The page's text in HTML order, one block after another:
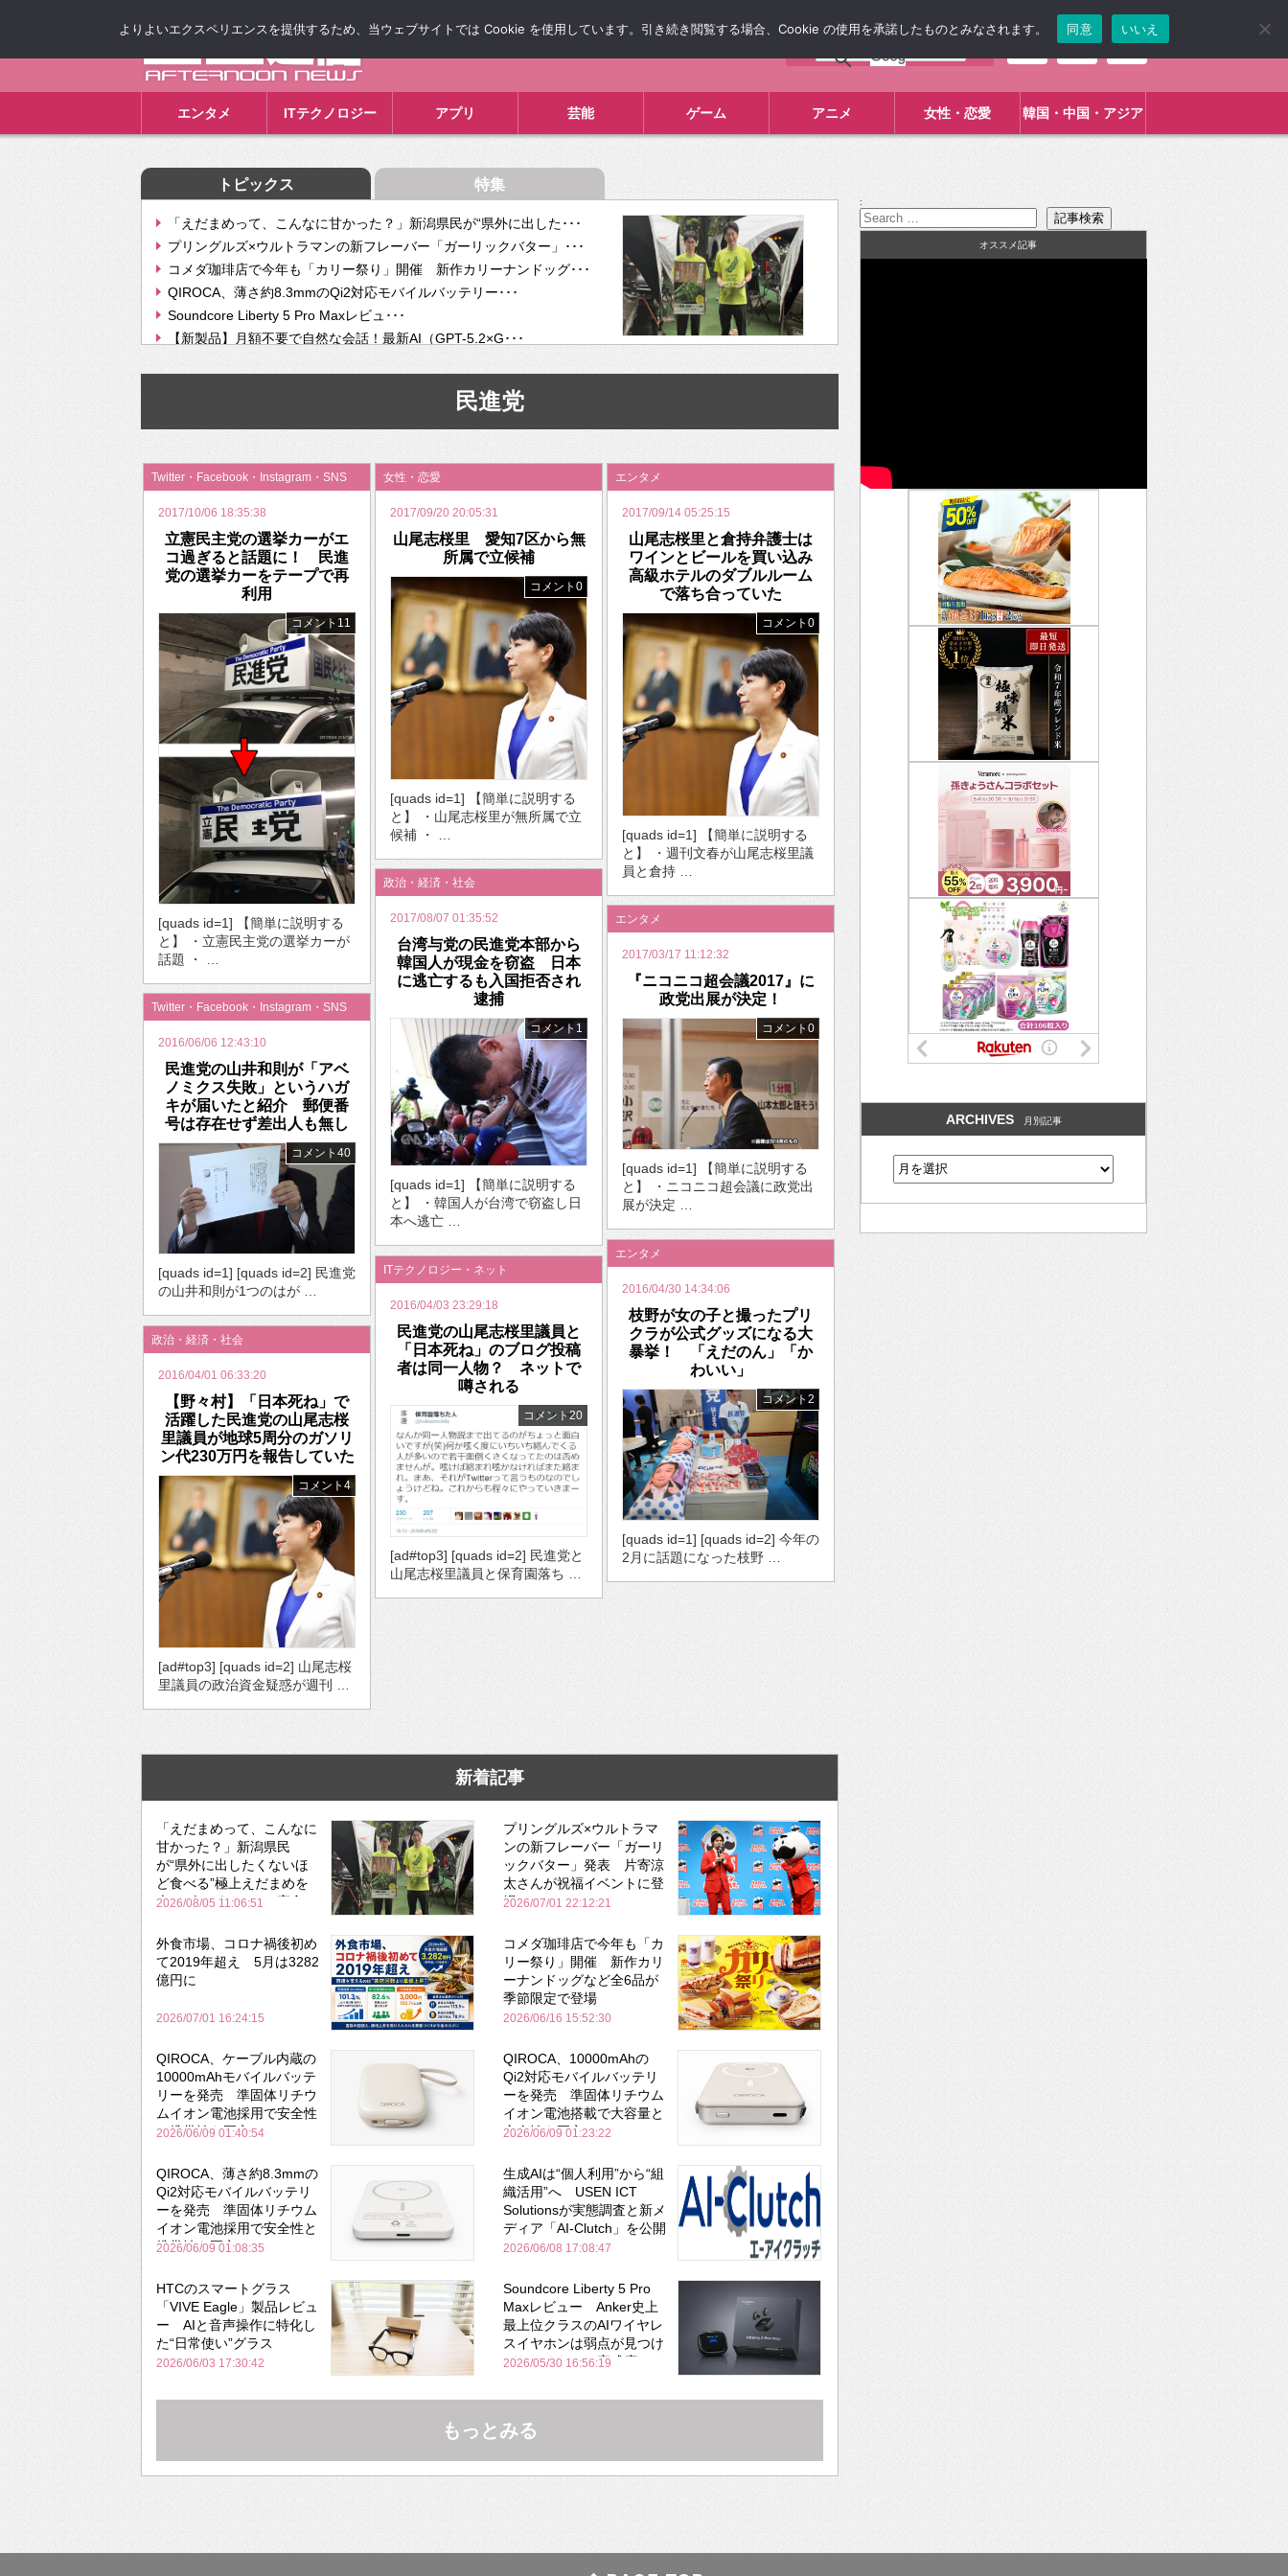
エンタメ ITテクノロジー アプリ 芸能 ゲーム アニメ 女性・恋愛 韓国・中国・アジア
トピックス 特集
「えだまめって、こんなに甘かった？」新潟県民が“県外に出した･･･
プリングルズ×ウルトラマンの新フレーバー「ガーリックバター」･･･
コメダ珈琲店で今年も「カリー祭り」開催 新作カリーナンドッグ･･･
QIROCA、薄さ約8.3mmのQi2対応モバイルバッテリー･･･
Soundcore Liberty 5 Pro Maxレビュ･･･
【新製品】月額不要で自然な会話！最新AI（GPT-5.2×G･･･
【次世代の没入感と生産性】VITURE Luma Ultra･･･
挫折率8割の壁をAIで突破。ジャストシステム、”自分が今話し･･･
2026年のバレンタインは「自分で作って、想いを渡す」 TE･･･
民進党
Twitter・Facebook・Instagram・SNS
2017/10/06 18:35:38
立憲民主党の選挙カーがエ
コ過ぎると話題に！ 民進
党の選挙カーをテープで再
利用
コメント11
[quads id=1] 【簡単に説明する
と】 ・立憲民主党の選挙カーが
話題 ・ …
女性・恋愛
2017/09/20 20:05:31
山尾志桜里 愛知7区から無
所属で立候補
コメント0
[quads id=1] 【簡単に説明する
と】 ・山尾志桜里が無所属で立
候補 ・ …
エンタメ
2017/09/14 05:25:15
山尾志桜里と倉持弁護士は
ワインとビールを買い込み
高級ホテルのダブルルーム
で落ち合っていた
コメント0
[quads id=1] 【簡単に説明する
と】 ・週刊文春が山尾志桜里議
員と倉持 …
政治・経済・社会
2017/08/07 01:35:52
台湾与党の民進党本部から
韓国人が現金を窃盗 日本
に逃亡するも入国拒否され
逮捕
コメント1
[quads id=1] 【簡単に説明する
と】 ・韓国人が台湾で窃盗し日
本へ逃亡 …
エンタメ
2017/03/17 11:12:32
『ニコニコ超会議2017』に
政党出展が決定！
コメント0
[quads id=1] 【簡単に説明する
と】 ・ニコニコ超会議に政党出
展が決定 …
Twitter・Facebook・Instagram・SNS
2016/06/06 12:43:10
民進党の山井和則が「アベ
ノミクス失敗」というハガ
キが届いたと紹介 郵便番
号は存在せず差出人も無し
コメント40
[quads id=1] [quads id=2] 民進党
の山井和則が1つのはが …
エンタメ
2016/04/30 14:34:06
枝野が女の子と撮ったプリ
クラが公式グッズになる大
暴挙！ 「えだのん」「か
わいい」
コメント2
[quads id=1] [quads id=2] 今年の
2月に話題になった枝野 …
ITテクノロジー・ネット
2016/04/03 23:29:18
民進党の山尾志桜里議員と
「日本死ね」のブログ投稿
者は同一人物？ ネットで
噂される
コメント20
[ad#top3] [quads id=2] 民進党と
山尾志桜里議員と保育園落ち …
政治・経済・社会
2016/04/01 06:33:20
【野々村】「日本死ね」で
活躍した民進党の山尾志桜
里議員が地球5周分のガソリ
ン代230万円を報告していた
コメント4
[ad#top3] [quads id=2] 山尾志桜
里議員の政治資金疑惑が週刊 …
新着記事
「えだまめって、こんなに
甘かった？」新潟県民
が“県外に出したくないほ
ど食べる”極上えだまめを
森のビアガーデンで実食
2026/08/05 11:06:51
プリングルズ×ウルトラマ
ンの新フレーバー「ガーリ
ックバター」発表 片寄涼
太さんが祝福イベントに登
場
2026/07/01 22:12:21
外食市場、コロナ禍後初め
て2019年超え 5月は3282
億円に
2026/07/01 16:24:15
コメダ珈琲店で今年も「カ
リー祭り」開催 新作カリ
ーナンドッグなど全6品が
季節限定で登場
2026/06/16 15:52:30
QIROCA、ケーブル内蔵の
10000mAhモバイルバッテ
リーを発売 準固体リチウ
ムイオン電池採用で安全性
と携帯性を両立
2026/06/09 01:40:54
QIROCA、10000mAhの
Qi2対応モバイルバッテリ
ーを発売 準固体リチウム
イオン電池搭載で大容量と
安全性を両立
2026/06/09 01:23:22
QIROCA、薄さ約8.3mmの
Qi2対応モバイルバッテリ
ーを発売 準固体リチウム
イオン電池採用で安全性と
携帯性を両立
2026/06/09 01:08:35
生成AIは“個人利用”から“組
織活用”へ USEN ICT
Solutionsが実態調査と新メ
ディア「AI-Clutch」を公開
2026/06/08 17:08:47
HTCのスマートグラス
「VIVE Eagle」製品レビュ
ー AIと音声操作に特化し
た“日常使い”グラス
2026/06/03 17:30:42
Soundcore Liberty 5 Pro
Maxレビュー Anker史上
最上位クラスのAIワイヤレ
スイヤホンは弱点が見つけ
づらいくらいの完成度にび
Bose並み
2026/05/30 16:56:19
もっとみる
:
オススメ記事
ARCHIVES 月別記事
よりよいエクスペリエンスを提供するため、当ウェブサイトでは Cookie を使用しています。引き続き閲覧する場合、Cookie の使用を承諾したものとみなされます。 同意 いいえ